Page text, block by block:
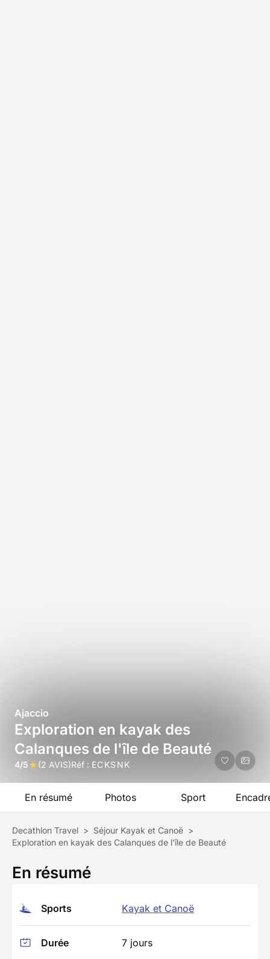
Ajaccio
Exploration en kayak des
Calanques de l'île de Beauté
4/5 (2 AVIS)Réf : ECKSNK
En résumé Photos Sport
Decathlon Travel > Séjour Kayak et Canoë >
Exploration en kayak des Calanques de l'île de Beauté
En résumé
Sports Kayak et Canoë
Durée 7 jours